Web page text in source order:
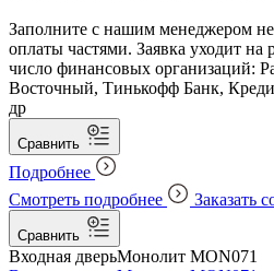
Заполните с нашим менеджером
оплаты частями. Заявка уходит на
число финансовых организаций:
Восточный, Тинькофф Банк,
др
Сравнить
Подробнее
Смотреть подробнее
Заказать
Сравнить
Входная дверьМонолит MON071